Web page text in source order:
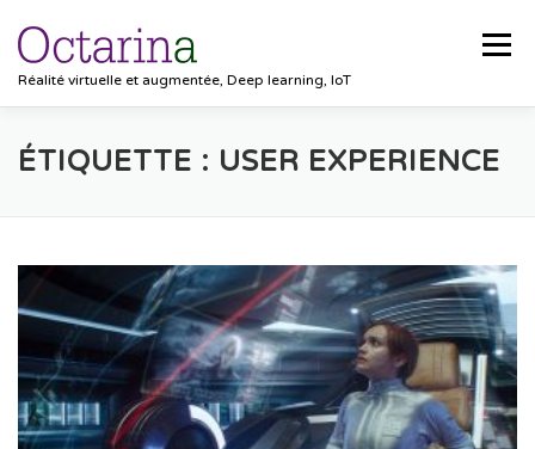
Réalité virtuelle et augmentée, Deep learning, IoT
Menu
ACCUEIL PROJETS SOLUTIONS
CONTACT
ÉTIQUETTE : USER EXPERIENCE